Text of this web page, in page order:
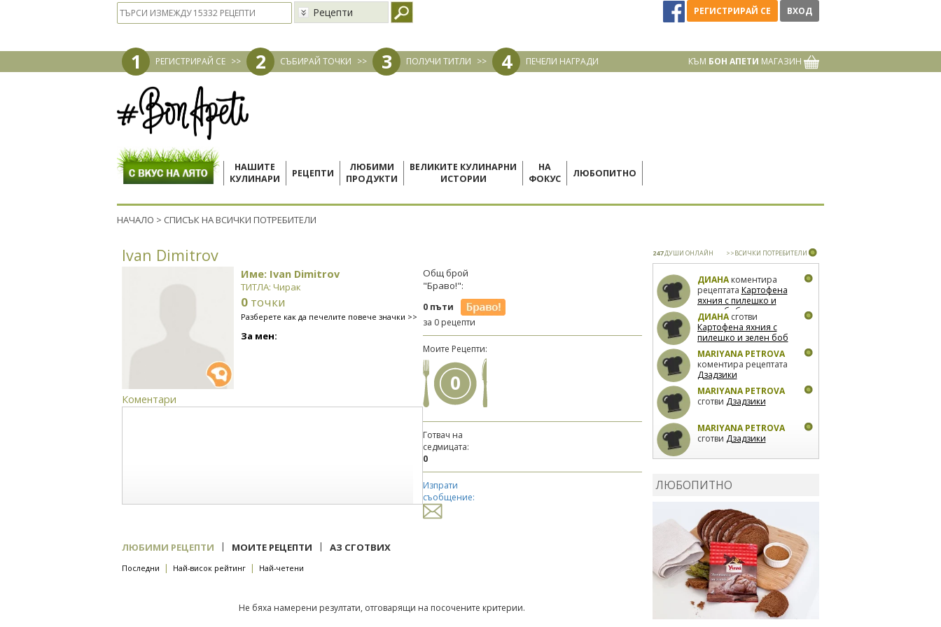
Рецепти РЕГИСТРИРАЙ СЕ ВХОД
1 РЕГИСТРИРАЙ СЕ >> 2 СЪБИРАЙ ТОЧКИ >> 3 ПОЛУЧИ ТИТЛИ >> 4 ПЕЧЕЛИ НАГРАДИ КЪМ БОН АПЕТИ МАГАЗИН
НАШИТЕ
КУЛИНАРИ
РЕЦЕПТИ
ЛЮБИМИ
ПРОДУКТИ
ВЕЛИКИТЕ КУЛИНАРНИ
ИСТОРИИ
НА
ФОКУС
ЛЮБОПИТНО
НАЧАЛО > СПИСЪК НА ВСИЧКИ ПОТРЕБИТЕЛИ
Ivan Dimitrov
Име: Ivan Dimitrov
ТИТЛА: Чирак
0 точки
Разберете как да печелите повече значки >>
За мен:
Коментари
Общ брой
"Браво!":
0 пъти
за 0 рецепти
Моите Рецепти:
0
Готвач на
седмицата:
0
Изпрати
съобщение:
ЛЮБИМИ РЕЦЕПТИ | МОИТЕ РЕЦЕПТИ | АЗ СГОТВИХ
Последни | Най-висок рейтинг | Най-четени
Не бяха намерени резултати, отговарящи на посочените критерии.
247ДУШИ ОНЛАЙН >>ВСИЧКИ ПОТРЕБИТЕЛИ
ДИАНАкоментира
рецептата Картофена
яхния с пилешко и
зелен боб
ДИАНАсготви
Картофена яхния с
пилешко и зелен боб
MARIYANA PETROVA
коментира рецептата
Дзадзики
MARIYANA PETROVA
сготви Дзадзики
MARIYANA PETROVA
сготви Дзадзики
фурна
рецептатаСвински
ребра с печени
картофи
ЛЮБОПИТНО